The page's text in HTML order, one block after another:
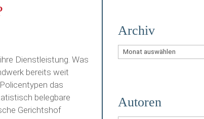
Dienstleistung. Was
bereits weit
das
belegbare
Gerichtshof
Archiv
Archiv
Autoren